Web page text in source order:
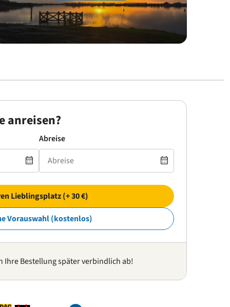
anreisen?
Abreise
Lieblingsplatz (+ 30 €)
Vorauswahl (kostenlos)
Ihre Bestellung später verbindlich ab!